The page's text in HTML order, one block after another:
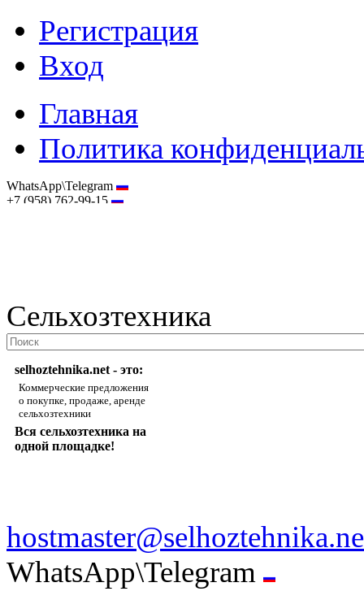
Регистрация
Вход
Главная
Политика
WhatsApp\Telegram
+7 (958) 762-99-15
Сельхозтехника
selhoztehnika.net - это:
Коммерческие предложения
о покупке, продаже, аренде
сельхозтехники
Вся сельхозтехника на
одной площадке!
WhatsApp\Telegram